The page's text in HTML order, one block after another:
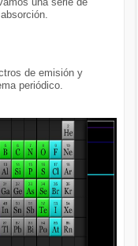
de emisión y
periódico.